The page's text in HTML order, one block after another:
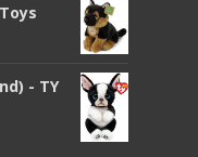
- TY